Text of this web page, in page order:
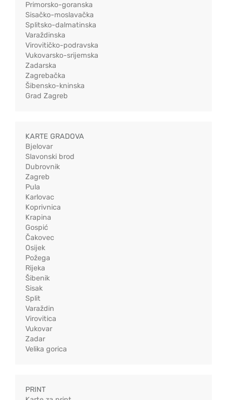
Primorsko-goranska
Sisačko-moslavačka
Splitsko-dalmatinska
Varaždinska
Virovitičko-podravska
Vukovarsko-srijemska
Zadarska
Zagrebačka
Šibensko-kninska
Grad Zagreb
KARTE GRADOVA
Bjelovar
Slavonski brod
Dubrovnik
Zagreb
Pula
Karlovac
Koprivnica
Krapina
Gospić
Čakovec
Osijek
Požega
Rijeka
Šibenik
Sisak
Split
Varaždin
Virovitica
Vukovar
Zadar
Velika gorica
PRINT